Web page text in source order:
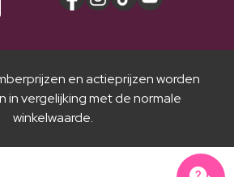
en actieprijzen worden
in vergelijking met de normale
winkelwaarde.